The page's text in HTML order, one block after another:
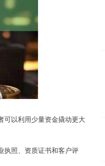
可以利用少量资金撬动更大
执照、资质证书和客户评